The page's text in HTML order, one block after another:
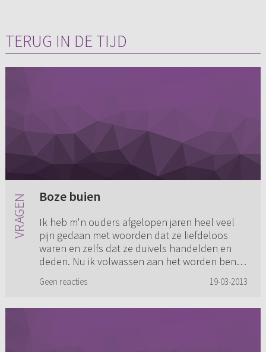
TERUG IN DE TIJD
Boze buien
Ik heb m'n ouders afgelopen jaren heel veel
pijn gedaan met woorden dat ze liefdeloos
waren en zelfs dat ze duivels handelden en
deden. Nu ik volwassen aan het worden ben,
Geen reacties 19-03-2013